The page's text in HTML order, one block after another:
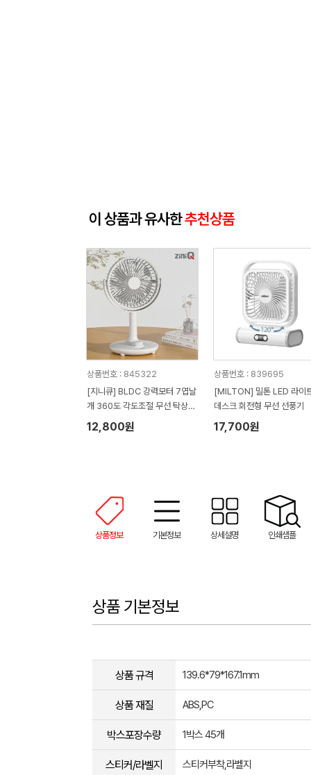
이 상품과 유사한추천상품
상품번호 : 845322
[지니큐] BLDC 강력모터 7엽날
개 360도 각도조절 무선 탁상용
미니선풍기 FN-760M (170m
m x 140mm x 270mm / 381
12,800원
상품번호 : 839695
[MILTON] 밀톤 LED 라이
데스크 회전형 무선 선풍기
17,700원
상품정보 기본정보 상세설명 인쇄샘플
상품 기본정보
상품 규격 139.6*79*167.1mm
상품 재질 ABS,PC
박스포장수량 1박스 45개
스티커/라벨지 스티커부착,라벨지